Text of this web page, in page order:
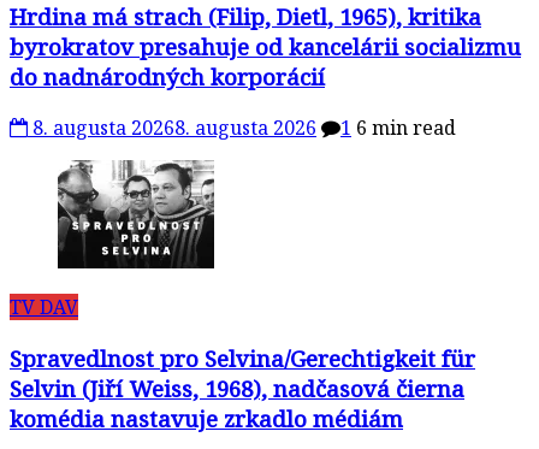
Hrdina má strach (Filip, Dietl, 1965), kritika
byrokratov presahuje od kancelárii socializmu
do nadnárodných korporácií
8. augusta 20268. augusta 2026 1 6 min read
TV DAV
Spravedlnost pro Selvina/Gerechtigkeit für
Selvin (Jiří Weiss, 1968), nadčasová čierna
komédia nastavuje zrkadlo médiám